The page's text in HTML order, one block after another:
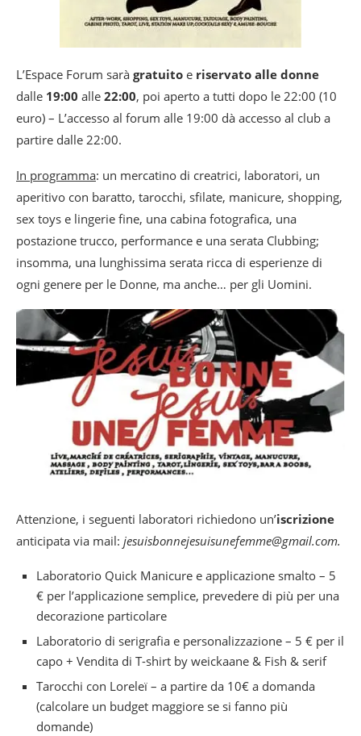
L’Espace Forum sarà gratuito e riservato alle donne
dalle 19:00 alle 22:00, poi aperto a tutti dopo le 22:00 (10
euro) – L’accesso al forum alle 19:00 dà accesso al club a
partire dalle 22:00.
In programma: un mercatino di creatrici, laboratori, un
aperitivo con baratto, tarocchi, sfilate, manicure, shopping,
sex toys e lingerie fine, una cabina fotografica, una
postazione trucco, performance e una serata Clubbing;
insomma, una lunghissima serata ricca di esperienze di
ogni genere per le Donne, ma anche… per gli Uomini.
Attenzione, i seguenti laboratori richiedono un’iscrizione
anticipata via mail: jesuisbonnejesuisunefemme@gmail.com.
Laboratorio Quick Manicure e applicazione smalto – 5
€ per l’applicazione semplice, prevedere di più per una
decorazione particolare
Laboratorio di serigrafia e personalizzazione – 5 € per il
capo + Vendita di T-shirt by weickaane & Fish & serif
Tarocchi con Loreleï – a partire da 10€ a domanda
(calcolare un budget maggiore se si fanno più
domande)